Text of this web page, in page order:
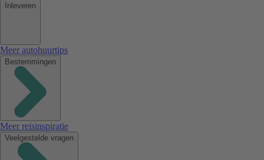
Inleveren
Meer autohuurtips
Bestemmingen
Meer reisinspiratie
Veelgestelde vragen